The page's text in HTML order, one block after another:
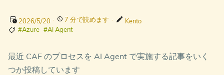
azure overview
2026/5/20 · 7 分で読めます ·
Kento
#Azure #AI Agent
最近 CAF のプロセスを AI Agent で実施する記事をいく
つか投稿しています